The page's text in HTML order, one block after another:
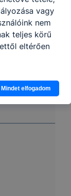
vagy
nem
teljes körű
eltérően
Mindet elfogadom